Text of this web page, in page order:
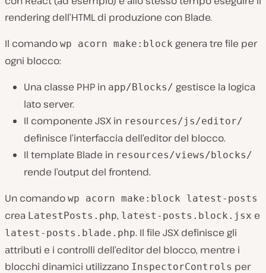
rendering dell’HTML di produzione con Blade.
Il comando wp acorn make:block genera tre file per
ogni blocco:
Una classe PHP in app/Blocks/ gestisce la logica
lato server.
Il componente JSX in resources/js/editor/
definisce l’interfaccia dell’editor del blocco.
Il template Blade in resources/views/blocks/
rende l’output del frontend.
Un comando wp acorn make:block latest-posts
crea LatestPosts.php, latest-posts.block.jsx e
latest-posts.blade.php. Il file JSX definisce gli
attributi e i controlli dell’editor del blocco, mentre i
blocchi dinamici utilizzano InspectorControls per